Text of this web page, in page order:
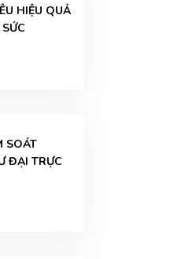
HIỆU QUẢ
SOÁT
ĐẠI TRỰC